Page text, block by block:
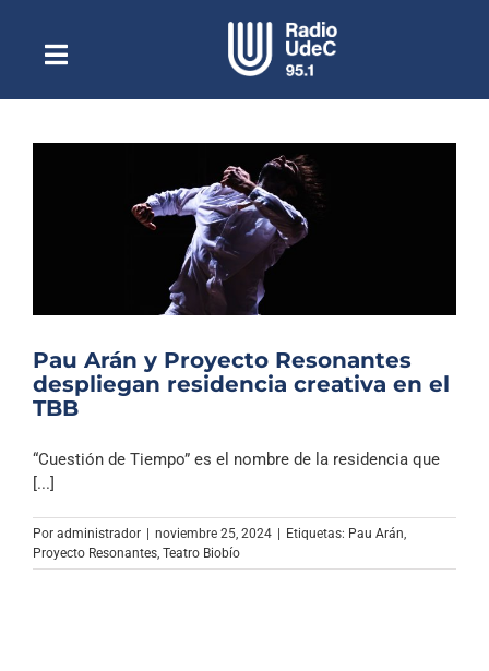
contenidoToggle
NavigationEscuchar Radio UdeC en vivo
Quiénes Somos
Programación
Podcast
Noticias
Columnas
Especiales
Pau Arán y Proyecto Resonantes
despliegan residencia creativa en el
TBB
“Cuestión de Tiempo” es el nombre de la residencia que
[...]
Por administrador | noviembre 25, 2024 | Etiquetas: Pau Arán
Proyecto Resonantes Teatro Biobío